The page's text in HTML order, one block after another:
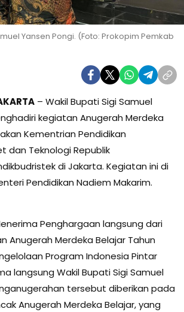
Yansen Pongi. (Foto: Prokopim Pemkab
– Wakil Bupati Sigi Samuel
kegiatan Anugerah Merdeka
Kementrian Pendidikan
dan Teknologi Republik
di Jakarta. Kegiatan ini di
Pendidikan Nadiem Makarim.
Penghargaan langsung dari
Anugerah Merdeka Belajar Tahun
Program Indonesia Pintar
langsung Wakil Bupati Sigi Samuel
tersebut diberikan pada
Anugerah Merdeka Belajar, yang